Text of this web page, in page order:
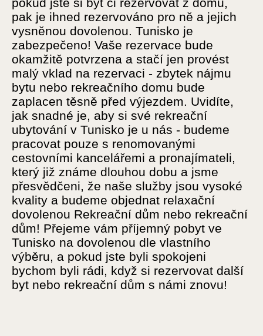
pokud jste si byt či rezervovat z domu,
pak je ihned rezervováno pro ně a jejich
vysněnou dovolenou. Tunisko je
zabezpečeno! Vaše rezervace bude
okamžitě potvrzena a stačí jen provést
malý vklad na rezervaci - zbytek nájmu
bytu nebo rekreačního domu bude
zaplacen těsně před výjezdem. Uvidíte,
jak snadné je, aby si své rekreační
ubytování v Tunisko je u nás - budeme
pracovat pouze s renomovanými
cestovními kancelářemi a pronajímateli,
který již známe dlouhou dobu a jsme
přesvědčeni, že naše služby jsou vysoké
kvality a budeme objednat relaxační
dovolenou Rekreační dům nebo rekreační
dům! Přejeme vám příjemný pobyt ve
Tunisko na dovolenou dle vlastního
výběru, a pokud jste byli spokojeni
bychom byli rádi, když si rezervovat další
byt nebo rekreační dům s námi znovu!